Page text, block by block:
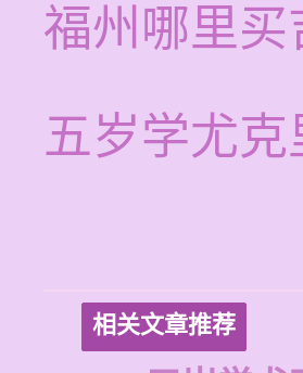
福州哪里
五岁学尤克
相关文章推荐